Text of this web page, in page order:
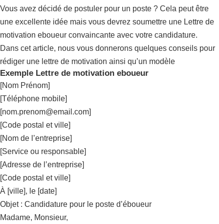
Vous avez décidé de postuler pour un poste ? Cela peut être
une excellente idée mais vous devrez soumettre une Lettre de
motivation eboueur convaincante avec votre candidature.
Dans cet article, nous vous donnerons quelques conseils pour
rédiger une lettre de motivation ainsi qu’un modèle
Exemple Lettre de motivation eboueur
[Nom Prénom]
[Téléphone mobile]
[nom.prenom@email.com]
[Code postal et ville]
[Nom de l’entreprise]
[Service ou responsable]
[Adresse de l’entreprise]
[Code postal et ville]
À [ville], le [date]
Objet : Candidature pour le poste d’éboueur
Madame, Monsieur,